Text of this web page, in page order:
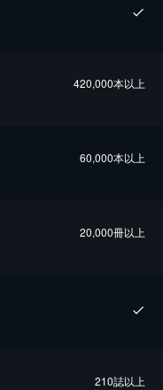
420,000本以上
60,000本以上
20,000冊以上
210誌以上